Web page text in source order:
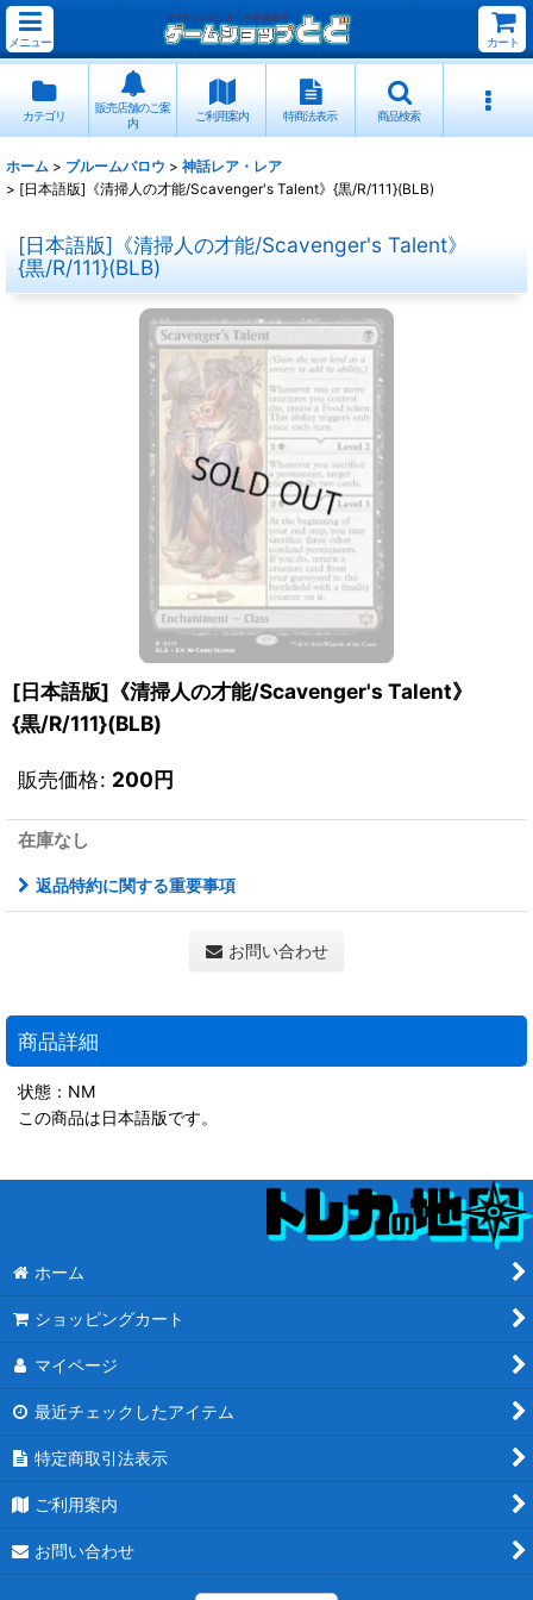
メニュー カート
カテゴリ
販売店舗のご案
内
ご利用案内 特商法表示 商品検索
ホーム > ブルームバロウ > 神話レア・レア
> [日本語版]《清掃人の才能/Scavenger's Talent》{黒/R/111}(BLB)
[日本語版]《清掃人の才能/Scavenger's Talent》
{黒/R/111}(BLB)
[日本語版]《清掃人の才能/Scavenger's Talent》
{黒/R/111}(BLB)
販売価格: 200円
在庫なし
返品特約に関する重要事項
お問い合わせ
商品詳細
状態：NM
この商品は日本語版です。
ホーム
ショッピングカート
マイページ
最近チェックしたアイテム
特定商取引法表示
ご利用案内
お問い合わせ